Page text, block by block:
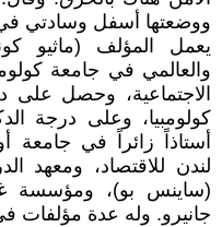
ووضعتها أسفل وسادتي
يعمل المؤلف (ماثيو
والعالمي في جامعة
الاجتماعية، وحصل على
كولومبيا، وعلى درجة
أستاذاً زائراً في جامعة
لندن للاقتصاد، ومعهد
(ساينس بو)، ومؤسسة
جانيرو. وله عدة مؤلفات